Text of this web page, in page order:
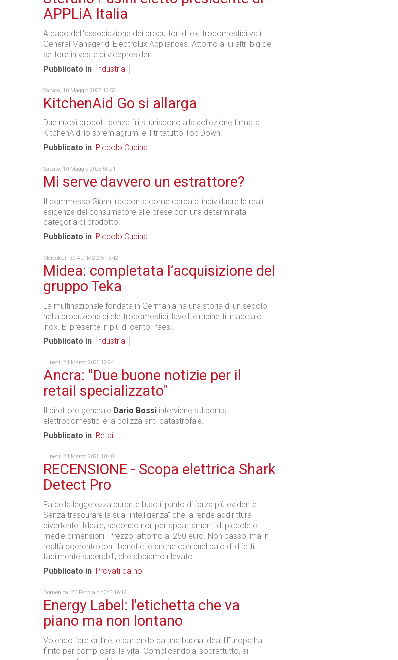
APPLiA Italia
A capo dell'associazione dei produttori di elettrodomestici va il
General Manager di Electrolux Appliances. Attorno a lui altri big del
settore in veste di vicepresidenti.
Pubblicato in
Industria
Sabato, 10 Maggio 2025 12:52
KitchenAid Go si allarga
Due nuovi prodotti senza fili si uniscono alla collezione firmata
KitchenAid: lo spremiagrumi e il tritatutto Top Down.
Pubblicato in Piccolo Cucina
Sabato, 10 Maggio 2025 09:21
Mi serve davvero un estrattore?
Il commesso Gianni racconta come cerca di individuare le reali
esigenze del consumatore alle prese con una determinata
categoria di prodotto.
Pubblicato in Piccolo Cucina
Mercoledì, 30 Aprile 2025 15:42
Midea: completata l’acquisizione del
gruppo Teka
La multinazionale fondata in Germania ha una storia di un secolo
nella produzione di elettrodomestici, lavelli e rubinetti in acciaio
inox. E’ presente in più di cento Paesi.
Pubblicato in
Industria
Lunedì, 24 Marzo 2025 12:24
Ancra: "Due buone notizie per il
retail specializzato"
Il direttore generale Dario Bossi interviene sul bonus
elettrodomestici e la polizza anti-catastrofale.
Pubblicato in Retail
Lunedì, 24 Marzo 2025 10:40
RECENSIONE - Scopa elettrica Shark
Detect Pro
Fa della leggerezza durante l'uso il punto di forza più evidente.
Senza trascurare la sua "intelligenza" che la rende addirittura
divertente. Ideale, secondo noi, per appartamenti di piccole e
medie dimensioni. Prezzo: attorno ai 250 euro. Non basso, ma in
realtà coerente con i benefici e anche con quel paio di difetti,
facilmente superabili, che abbiamo rilevato.
Pubblicato in Provati da noi
Domenica, 23 Febbraio 2025 16:12
Energy Label: l'etichetta che va
piano ma non lontano
Volendo fare ordine, e partendo da una buona idea, l’Europa ha
finito per complicarsi la vita. Complicandola, soprattutto, ai